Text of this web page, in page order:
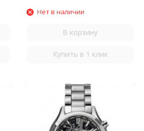
Нет в наличии
В корзину
Купить в 1 клик